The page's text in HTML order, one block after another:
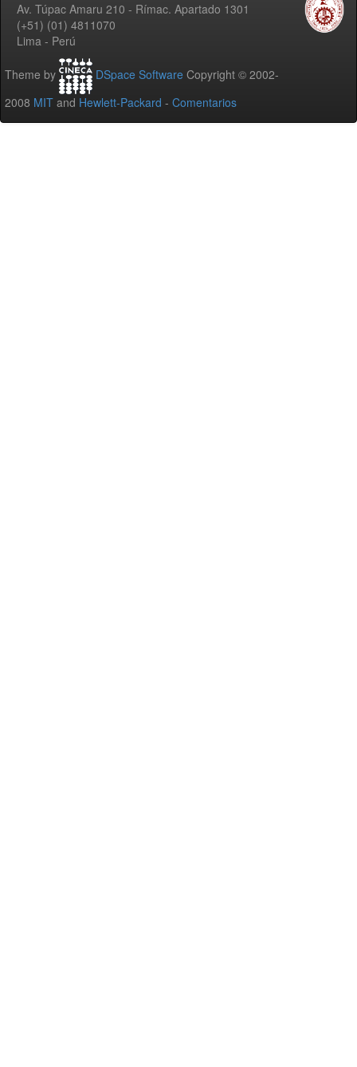
Av. Túpac Amaru 210 - Rímac. Apartado 1301
(+51) (01) 4811070
Lima - Perú
Theme by DSpace Software Copyright © 2002-
2008 MIT and Hewlett-Packard - Comentarios